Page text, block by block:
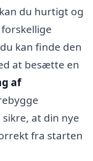
du hurtigt og
kan finde den
at besætte en
af
at din nye
fra starten